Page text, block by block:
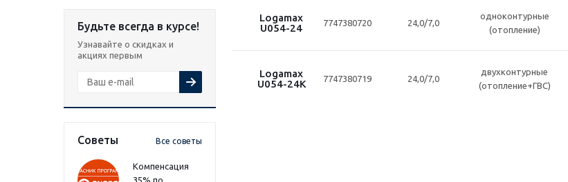
Будьте всегда в курсе!
Узнавайте о скидках и
акциях первым
Советы Все советы
Компенсация
35% по
Logamax
U054-24
7747380720 24,0/7,0
одноконтурные
(отопление)
Logamax
U054-24K
7747380719 24,0/7,0
двухконтурные
(отопление+ГВС)